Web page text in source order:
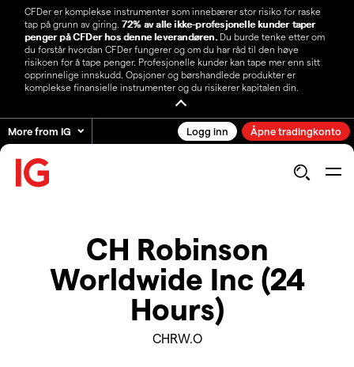
CFDer er komplekse instrumenter som innebærer stor risiko for raske
tap på grunn av giring. 72% av alle ikke-profesjonelle kunder taper
penger på CFDer hos denne leverandøren.Du burde tenke etter om
du forstår hvordan CFDer fungerer og om du har råd til den høye
risikoen for å tape penger. Profesjonelle kunder kan tape mer enn sitt
opprinnelige innskudd. Opsjoner og børshandlede produkter er
komplekse finansielle instrumenter og du risikerer kapitalen din.
More from IG Logg inn Åpne tradingkonto
CH Robinson
Worldwide Inc (24
Hours)
CHRW.O